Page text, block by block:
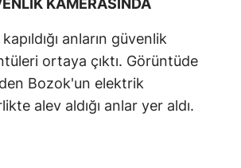
KAMERASINDA
anların güvenlik
ortaya çıktı. Görüntüde
Bozok'un elektrik
alev aldığı anlar yer aldı.